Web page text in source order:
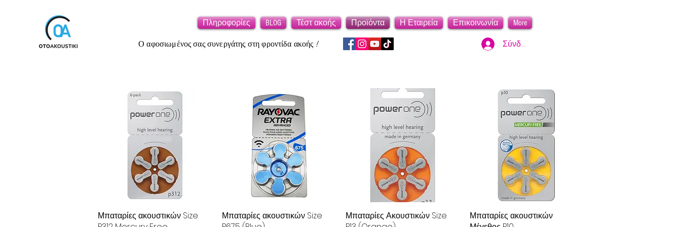
Πληροφορίες BLOG Τέστ ακοής Προϊόντα Η Εταιρεία Επικοινωνία More
Ο αφοσιωμένος σας συνεργάτης στη φροντίδα ακοής ! Σύνδεση
Γρήγορη προβολή
Μπαταρίες ακουστικών Size
Γρήγορη προβολή
Μπαταρίες ακουστικών Size
Γρήγορη προβολή
Μπαταρίες Ακουστικών Size
Γρήγορη προβολή
Μπαταρίες ακουστικών